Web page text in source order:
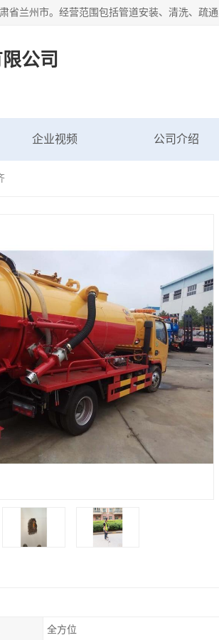
公司
企业视频 公司介绍
全方位